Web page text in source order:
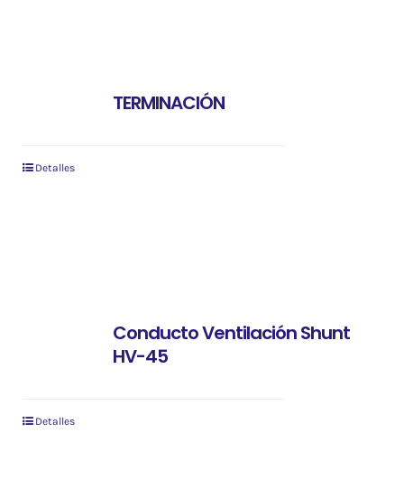
TERMINACIÓN
Detalles
Conducto Ventilación Shunt
HV-45
Detalles